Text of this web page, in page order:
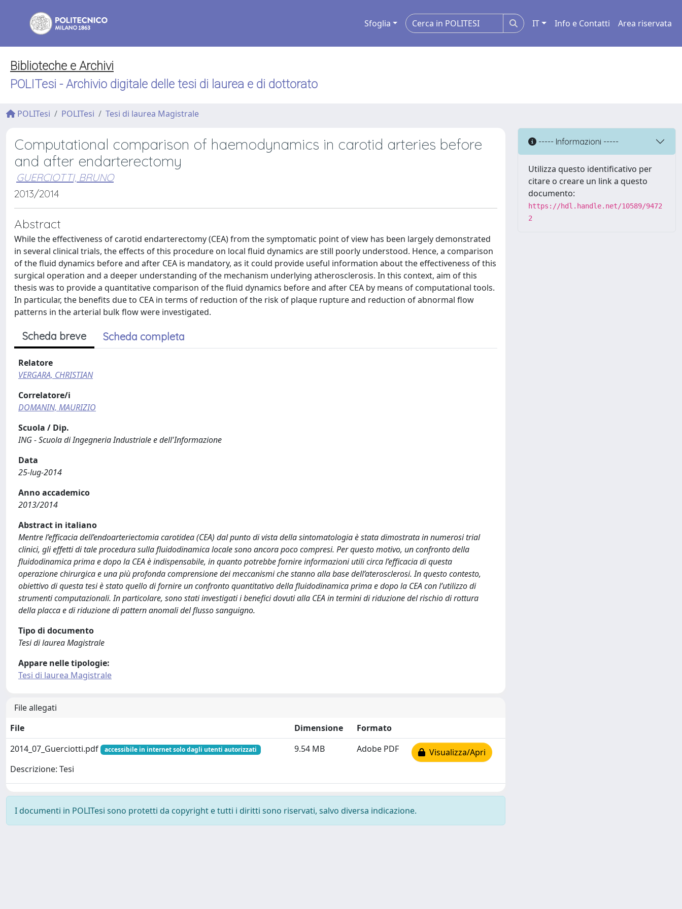
Sfoglia IT Info e Contatti Area riservata
Biblioteche e Archivi
POLITesi - Archivio digitale delle tesi di laurea e di dottorato
POLITesi POLITesi Tesi di laurea Magistrale
Computational comparison of haemodynamics in carotid arteries before
and after endarterectomy
GUERCIOTTI, BRUNO
2013/2014
Abstract
While the effectiveness of carotid endarterectomy (CEA) from the symptomatic point of view has been largely demonstrated
in several clinical trials, the effects of this procedure on local fluid dynamics are still poorly understood. Hence, a comparison
of the fluid dynamics before and after CEA is mandatory, as it could provide useful information about the effectiveness of this
surgical operation and a deeper understanding of the mechanism underlying atherosclerosis. In this context, aim of this
thesis was to provide a quantitative comparison of the fluid dynamics before and after CEA by means of computational tools.
In particular, the benefits due to CEA in terms of reduction of the risk of plaque rupture and reduction of abnormal flow
patterns in the arterial bulk flow were investigated.
Scheda breve Scheda completa
Relatore
VERGARA, CHRISTIAN
Correlatore/i
DOMANIN, MAURIZIO
Scuola / Dip.
ING - Scuola di Ingegneria Industriale e dell'Informazione
Data
25-lug-2014
Anno accademico
2013/2014
Abstract in italiano
Mentre l’efficacia dell’endoarteriectomia carotidea (CEA) dal punto di vista della sintomatologia è stata dimostrata in numerosi trial
clinici, gli effetti di tale procedura sulla fluidodinamica locale sono ancora poco compresi. Per questo motivo, un confronto della
fluidodinamica prima e dopo la CEA è indispensabile, in quanto potrebbe fornire informazioni utili circa l’efficacia di questa
operazione chirurgica e una più profonda comprensione dei meccanismi che stanno alla base dell’aterosclerosi. In questo contesto,
obiettivo di questa tesi è stato quello di fornire un confronto quantitativo della fluidodinamica prima e dopo la CEA con l’utilizzo di
strumenti computazionali. In particolare, sono stati investigati i benefici dovuti alla CEA in termini di riduzione del rischio di rottura
della placca e di riduzione di pattern anomali del flusso sanguigno.
Tipo di documento
Tesi di laurea Magistrale
Appare nelle tipologie:
Tesi di laurea Magistrale
File allegati
File
Dimensione
Formato
2014_07_Guerciotti.pdf
accessibile in internet solo dagli utenti autorizzati
Descrizione: Tesi
9.54 MB Adobe PDF Visualizza/Apri
I documenti in POLITesi sono protetti da copyright e tutti i diritti sono riservati, salvo diversa indicazione.
----- Informazioni -----
Utilizza questo identificativo per
citare o creare un link a questo
documento:
https://hdl.handle.net/10589/9472
2